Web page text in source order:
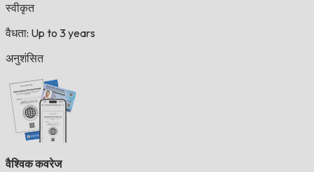
स्वीकृत
वैधता: Up to 3 years
अनुशंसित
वैश्विक कवरेज